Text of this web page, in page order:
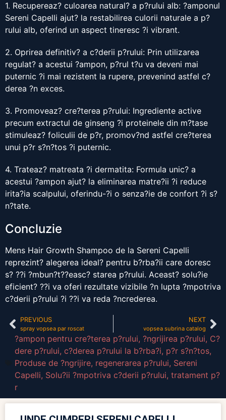
1. Recupereaz? culoarea natural? a p?rului alb: ?amponul
Sereni Capelli ajut? la restabilirea culorii naturale a p?
rului alb, oferind un aspect tineresc ?i vibrant.
2. Oprirea definitiv? a c?derii p?rului: Prin utilizarea
regulat? a acestui ?ampon, p?rul t?u va deveni mai
puternic ?i mai rezistent la rupere, prevenind astfel c?
derea ?n exces.
3. Promoveaz? cre?terea p?rului: Ingrediente active
precum extractul de ginseng ?i proteinele din m?tase
stimuleaz? foliculii de p?r, promov?nd astfel cre?terea
unui p?r s?n?tos ?i puternic.
4. Trateaz? matreata ?i dermatita: Formula unic? a
acestui ?ampon ajut? la eliminarea matre?ii ?i reduce
irita?ia scalpului, oferindu-?i o senza?ie de confort ?i s?
n?tate.
Concluzie
Mens Hair Growth Shampoo de la Sereni Capelli
reprezint? alegerea ideal? pentru b?rba?ii care doresc
s? ??i ?mbun?t??easc? starea p?rului. Aceast? solu?ie
eficient? ??i va oferi rezultate vizibile ?n lupta ?mpotriva
c?derii p?rului ?i ??i va reda ?ncrederea.
PREVIOUS
spray vopsea par roscat
NEXT
vopsea subrina catalog
?ampon pentru cre?terea p?rului, ?ngrijirea p?rului, C?
dere p?rului, c?derea p?rului la b?rba?i, p?r s?n?tos,
Produse de ?ngrijire, regenerarea p?rului, Sereni
Capelli, Solu?ii ?mpotriva c?derii p?rului, tratament p?
r